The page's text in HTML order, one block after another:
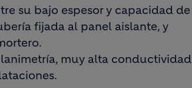
su bajo espesor y capacidad de
fijada al panel aislante, y
muy alta conductividad